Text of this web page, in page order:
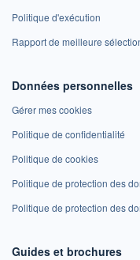
Politique d'exécution
Rapport de meilleure
Données personnelles
Gérer mes cookies
Politique de confidentialité
Politique de cookies
Politique de protection des
Politique de protection des
Guides et brochures